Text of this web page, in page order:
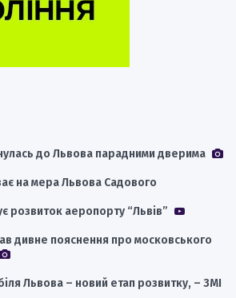
до Львова парадними дверима
на мера Львова Садового
розвиток аеропорту “Львів”
дивне пояснення про московського
Львова – новий етап розвитку, – ЗМІ